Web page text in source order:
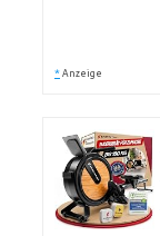
* Anzeige